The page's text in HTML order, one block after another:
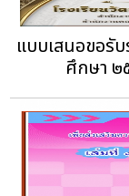
แบบเสนอขอรั
ศึกษา